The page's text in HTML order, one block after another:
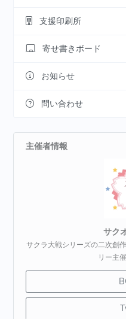
支援印刷所
寄せ書きボード
お知らせ
問い合わせ
主催者情報
サク
サクラ大戦シリーズの二次創
リー主